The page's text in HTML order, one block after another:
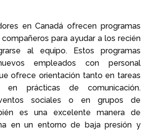
en Canadá ofrecen programas
para ayudar a los recién
al equipo. Estos programas
empleados con personal
ofrece orientación tanto en tareas
en prácticas de comunicación.
sociales o en grupos de
es una excelente manera de
en un entorno de baja presión y